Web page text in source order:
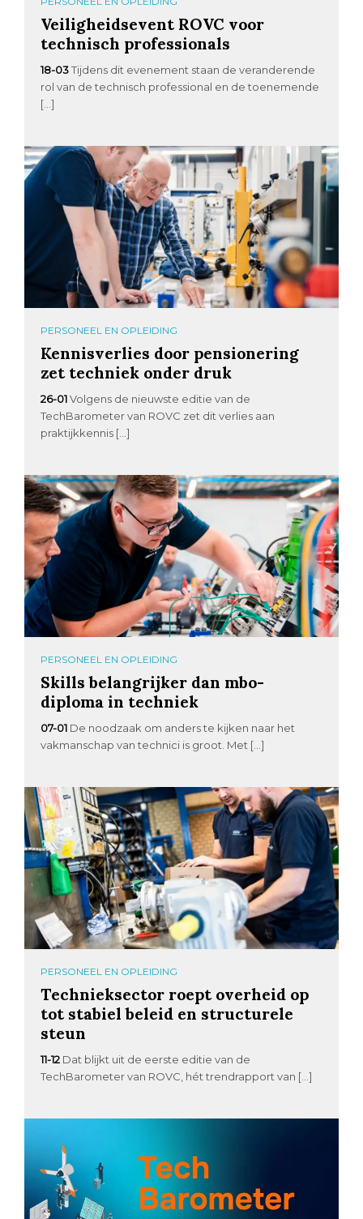
Veiligheidsevent ROVC voor
technisch professionals
18-03 Tijdens dit evenement staan de veranderende
rol van de technisch professional en de toenemende
[…]
PERSONEEL EN OPLEIDING
Kennisverlies door pensionering
zet techniek onder druk
26-01 Volgens de nieuwste editie van de
TechBarometer van ROVC zet dit verlies aan
praktijkkennis […]
PERSONEEL EN OPLEIDING
Skills belangrijker dan mbo-
diploma in techniek
07-01 De noodzaak om anders te kijken naar het
vakmanschap van technici is groot. Met […]
PERSONEEL EN OPLEIDING
Technieksector roept overheid op
tot stabiel beleid en structurele
steun
11-12 Dat blijkt uit de eerste editie van de
TechBarometer van ROVC, hét trendrapport van […]